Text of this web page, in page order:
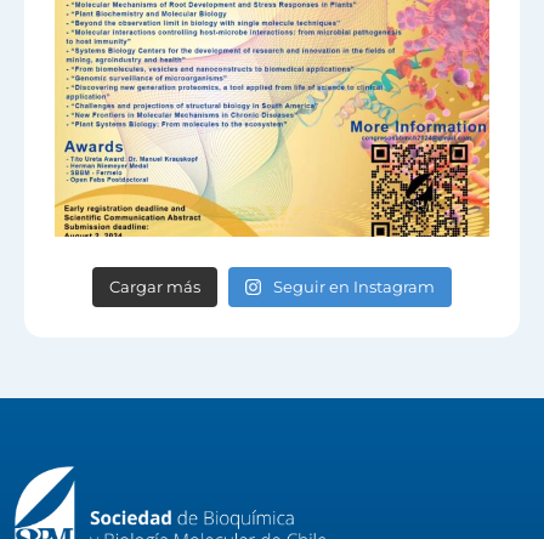
Cargar más Seguir en Instagram